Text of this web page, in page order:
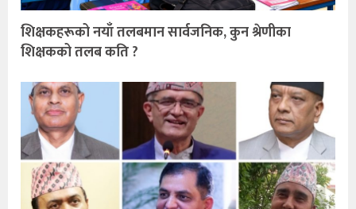
शिक्षकहरूको नयाँ तलबमान सार्वजनिक, कुन श्रेणीका
शिक्षकको तलब कति ?